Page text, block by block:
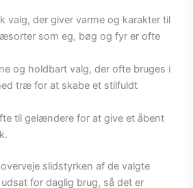
valg, der giver varme og karakter til
som eg, bøg og fyr er ofte
og holdbart valg, der ofte bruges i
træ for at skabe et stilfuldt
til gelændere for at give et åbent
slidstyrken af de valgte
udsat for daglig brug, så det er